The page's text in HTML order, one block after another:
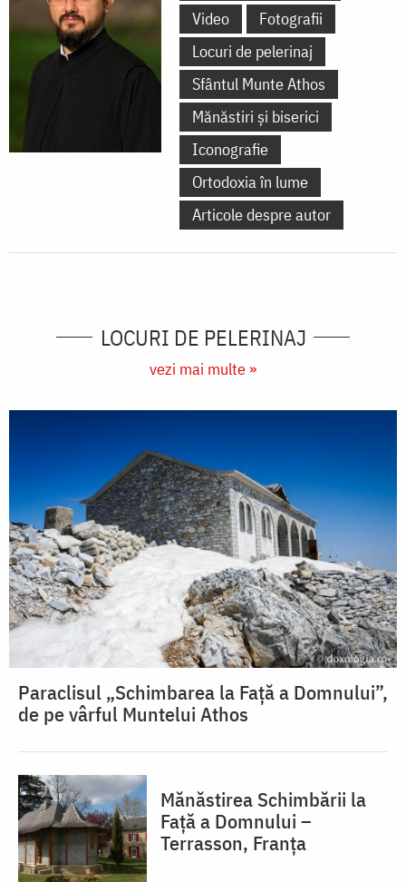
Video
Fotografii
Locuri de pelerinaj
Sfântul Munte Athos
Mănăstiri și biserici
Iconografie
Ortodoxia în lume
Articole despre autor
LOCURI DE PELERINAJ
vezi mai multe »
Paraclisul „Schimbarea la Față a Domnului”,
de pe vârful Muntelui Athos
Mănăstirea Schimbării la
Față a Domnului –
Terrasson, Franţa